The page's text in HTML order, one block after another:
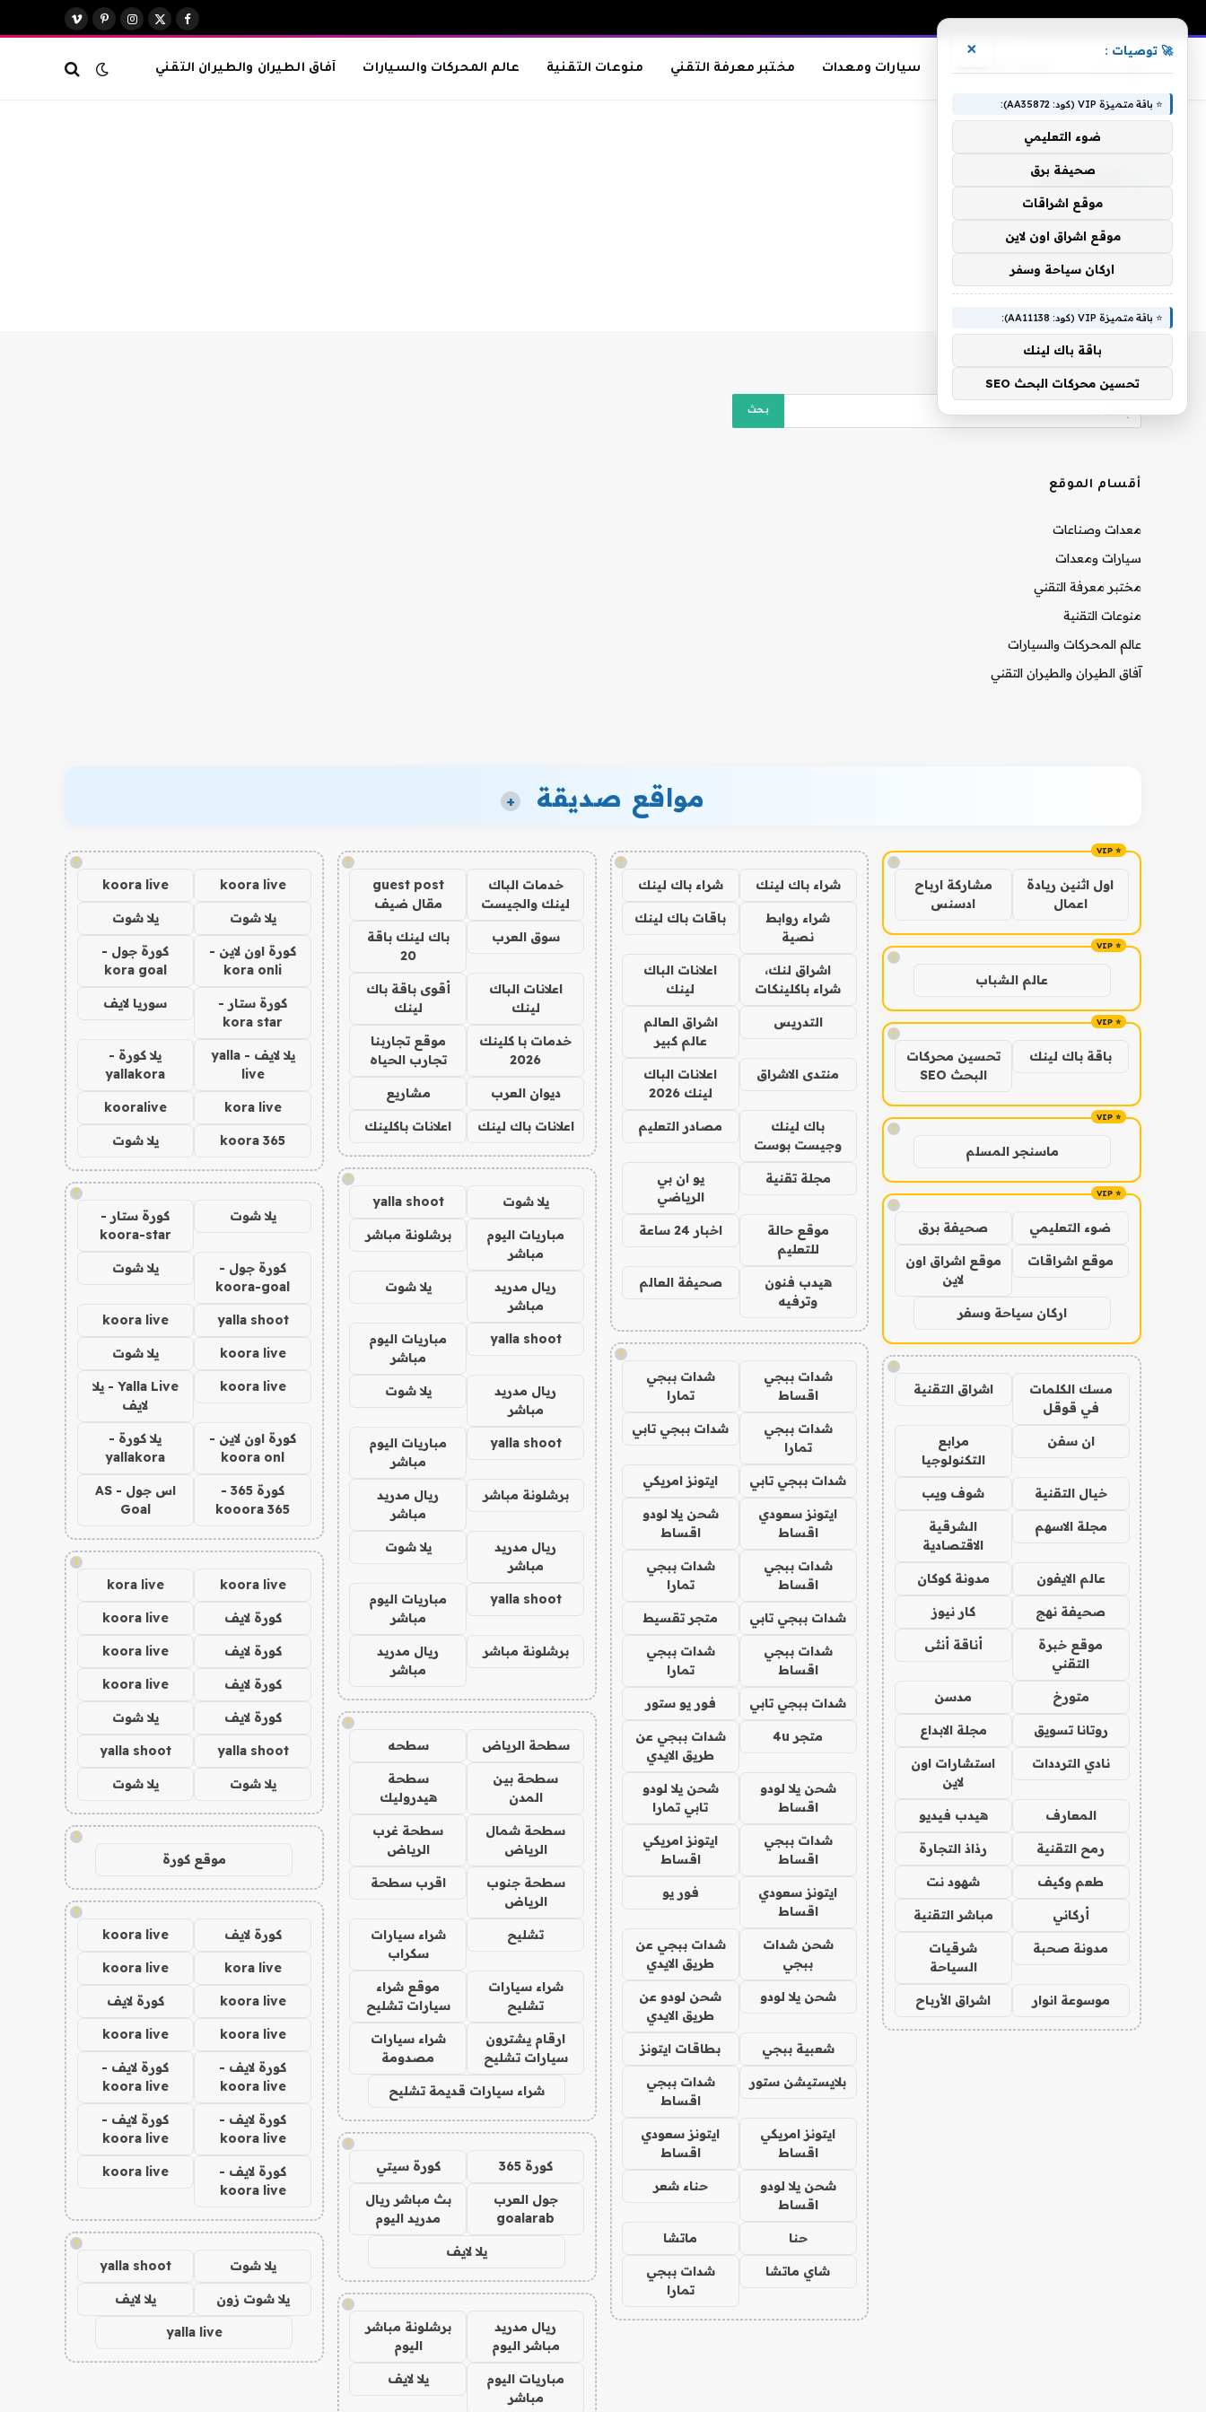
فيسبوك
X
الانستغرامبينتيريست
فيميو
سيارات ومعدات مختبر معرفة التقني منوعات التقنية عالم المحركات والسيارات آفاق الطيران والطيران التقني
قضية الغاز
أقسام الموقع
معدات وصناعات
سيارات ومعدات
مختبر معرفة التقني
منوعات التقنية
عالم المحركات والسيارات
آفاق الطيران والطيران التقني
مواقع صديقة +
!
اول اثنين ريادة
اعمال
مشاركة ارباح
ادسنس
!
عالم الشباب
!
باقة باك لينك
تحسين محركات
البحث SEO
!
ماسنجر المسلم
!
ضوء التعليمي صحيفة برق
موقع اشراقات
موقع اشراق اون
لاين
اركان سياحة وسفر
!
مسك الكلمات
في قوقل
اشراق التقنية
ان سفن
مرابع
التكنولوجيا
خيال التقنية شوف ويب
مجلة الاسهم
الشرقية
الاقتصادية
عالم الايفون مدونة كوكان
صحيفة نهج كار نيوز
موقع خبرة
التقني
أناقة أنثى
متورخ مدسن
روتانا تسويق مجلة الابداع
نادي الترددات
استشارات اون
لاين
المعارف هيدب فيديو
رمح التقنية رذاذ التجارة
طعم وكيف شهود نت
أركاني مباشر التقنية
مدونة صحبة
شرقيات
السياحة
موسوعة انوار اشراق الأرباح
!
شراء باك لينك شراء باك لينك
شراء روابط
نصية
باقات باك لينك
اشراق لنك،
شراء باكلينكات
اعلانات الباك
لينك
التدريس
اشراق العالم
عالم كبير
منتدى الاشراق
اعلانات الباك
لينك 2026
باك لينك
وجيست بوست
مصادر التعليم
مجلة تقنية
يو ان بي
الرياضي
موقع حالة
للتعليم
اخبار 24 ساعة
هيدب فنون
وترفيه
صحيفة العالم
!
شدات ببجي
اقساط
شدات ببجي
تمارا
شدات ببجي
تمارا
شدات ببجي تابي
شدات ببجي تابي ايتونز امريكي
ايتونز سعودي
اقساط
شحن يلا لودو
اقساط
شدات ببجي
اقساط
شدات ببجي
تمارا
شدات ببجي تابي متجر تقسيط
شدات ببجي
اقساط
شدات ببجي
تمارا
شدات ببجي تابي فور يو ستور
متجر 4u
شدات ببجي عن
طريق الايدي
شحن يلا لودو
اقساط
شحن يلا لودو
تابي تمارا
شدات ببجي
اقساط
ايتونز امريكي
اقساط
ايتونز سعودي
اقساط
فور يو
شحن شدات
ببجي
شدات ببجي عن
طريق الايدي
شحن يلا لودو
شحن لودو عن
طريق الايدي
شعبية ببجي بطاقات ايتونز
بلايستيشن ستور
شدات ببجي
اقساط
ايتونز امريكي
اقساط
ايتونز سعودي
اقساط
شحن يلا لودو
اقساط
حناء شعر
حنا ماتشا
شاي ماتشا
شدات ببجي
تمارا
!
خدمات الباك
لينك والجيست
guest post
مقال ضيف
سوق العرب
باك لينك باقة
20
اعلانات الباك
لينك
أقوى باقة باك
لينك
خدمات با كلينك
2026
موقع تجاربنا
تجارب الحياه
ديوان العرب مشاريع
اعلانات باك لينك اعلانات باكلينك
!
يلا شوت yalla shoot
مباريات اليوم
مباشر
برشلونة مباشر
ريال مدريد
مباشر
يلا شوت
yalla shoot
مباريات اليوم
مباشر
ريال مدريد
مباشر
يلا شوت
yalla shoot
مباريات اليوم
مباشر
برشلونة مباشر
ريال مدريد
مباشر
ريال مدريد
مباشر
يلا شوت
yalla shoot
مباريات اليوم
مباشر
برشلونة مباشر
ريال مدريد
مباشر
!
سطحة الرياض سطحه
سطحة بين
المدن
سطحة
هيدروليك
سطحة شمال
الرياض
سطحة غرب
الرياض
سطحة جنوب
الرياض
اقرب سطحة
تشليح
شراء سيارات
سكراب
شراء سيارات
تشليح
موقع شراء
سيارات تشليح
ارقام يشترون
سيارات تشليح
شراء سيارات
مصدومة
شراء سيارات قديمة تشليح
!
كورة 365 كورة سيتي
جول العرب
goalarab
بث مباشر ريال
مدريد اليوم
يلا لايف
!
ريال مدريد
مباشر اليوم
برشلونة مباشر
اليوم
مباريات اليوم
مباشر
يلا لايف
!
koora live
koora live
يلا شوت يلا شوت
كورة اون لاين -
kora onli
كورة جول -
kora goal
كورة ستار -
kora star
سوريا لايف
يلا لايف - yalla
live
يلا كورة -
yallakora
kora live
kooralive
koora 365 يلا شوت
!
يلا شوت
كورة ستار -
koora-star
كورة جول -
koora-goal
يلا شوت
yalla shoot
koora live
koora live يلا شوت
koora live
Yalla Live - يلا
لايف
كورة اون لاين -
koora onl
يلا كورة -
yallakora
كورة 365 -
kooora 365
اس جول - AS
Goal
!
koora live
kora live
كورة لايف koora live
كورة لايف koora live
كورة لايف koora live
كورة لايف يلا شوت
yalla shoot
yalla shoot
يلا شوت يلا شوت
!
موقع كورة
!
كورة لايف koora live
kora live
koora live
koora live كورة لايف
koora live
koora live
كورة لايف -
koora live
كورة لايف -
koora live
كورة لايف -
koora live
كورة لايف -
koora live
كورة لايف -
koora live
koora live
!
يلا شوت yalla shoot
يلا شوت زون يلا لايف
yalla live
🚀 توصيات : ×
⭐ باقة متميزة VIP (كود: AA35872):
ضوء التعليمي
صحيفة برق
موقع اشراقات
موقع اشراق اون لاين
اركان سياحة وسفر
⭐ باقة متميزة VIP (كود: AA11138):
باقة باك لينك
تحسين محركات البحث SEO